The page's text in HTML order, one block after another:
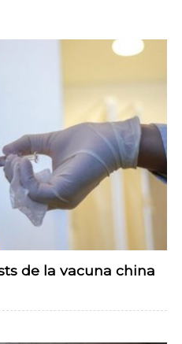
de la vacuna china